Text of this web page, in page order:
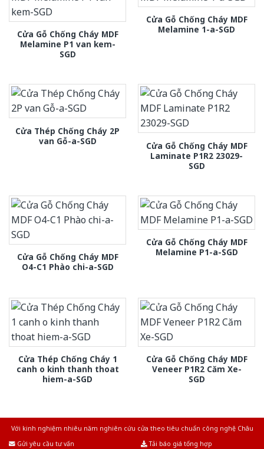
Cửa Gỗ Chống Cháy MDF
Melamine P1 van kem-
SGD
Cửa Gỗ Chống Cháy MDF
Melamine 1-a-SGD
Cửa Thép Chống Cháy 2P
van Gỗ-a-SGD
Cửa Gỗ Chống Cháy MDF
Laminate P1R2 23029-
SGD
Cửa Gỗ Chống Cháy MDF
O4-C1 Phào chi-a-SGD
Cửa Gỗ Chống Cháy MDF
Melamine P1-a-SGD
Cửa Thép Chống Cháy 1
canh o kinh thanh thoat
hiem-a-SGD
Cửa Gỗ Chống Cháy MDF
Veneer P1R2 Căm Xe-
SGD
Với kinh nghiệm nhiêu năm nghiên cứu cửa theo tiêu chuẩn công nghệ Châu
Gửi yêu cầu tư vấn
Tải báo giá tổng hợp